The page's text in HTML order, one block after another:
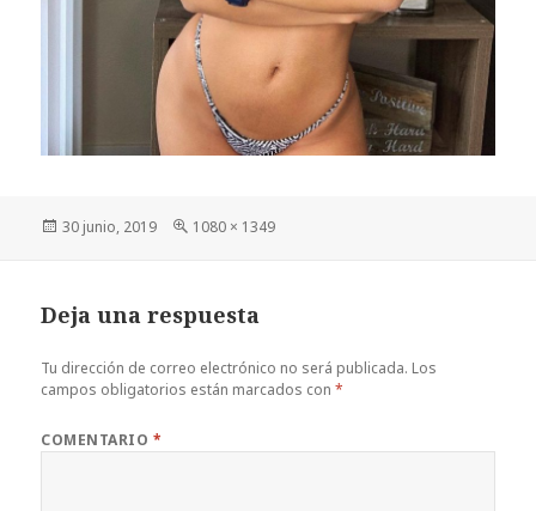
Publicado
30 junio, 2019
Tamaño
1080 × 1349
Deja una respuesta
Tu dirección de correo electrónico no será publicada. Los
campos obligatorios están marcados con*
COMENTARIO *